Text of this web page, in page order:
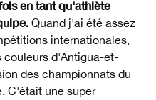
en tant qu'athlète
Quand j'ai été assez
internationales,
couleurs d'Antigua-et-
des championnats du
C'était une super